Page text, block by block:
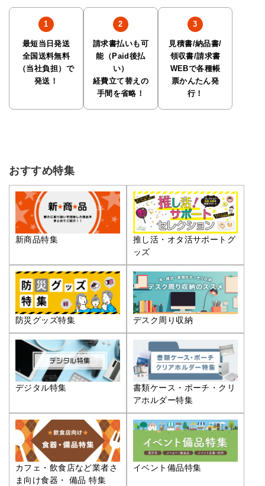
最短当日発送
全国送料無料
（当社負担）で
発送！
請求書払いも可
能（Paid後払
い）
経費立て替えの
手間を省略！
見積書/納品書/
領収書/請求書
WEBで各種帳
票かんたん発
行！
おすすめ特集
新商品特集
推し活・オタ活サポートグ
ッズ
防災グッズ特集 デスク周り収納
デジタル特集
書類ケース・ポーチ・クリ
アホルダー特集
カフェ・飲食店など業者さ
ま向け食器・ 備品 特集
イベント備品特集